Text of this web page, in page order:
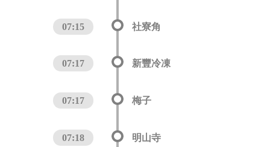
07:15 社寮角
07:17 新豐冷凍
07:17 梅子
07:18 明山寺